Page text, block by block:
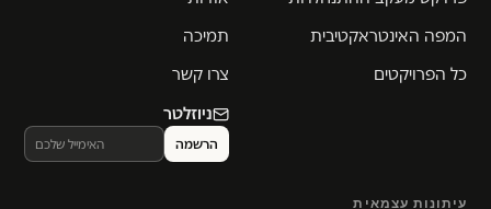
המפה האינטראקטיבית
כל הפרויקטים
תמיכה
צרו קשר
ניוזלטר
עיתונות עצמאית